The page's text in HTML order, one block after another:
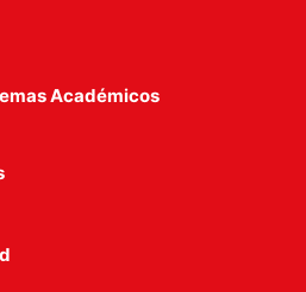
Académicos